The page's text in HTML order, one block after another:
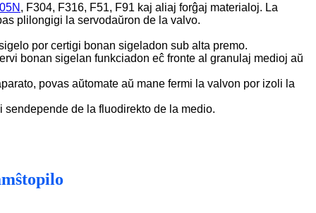
, F304, F316, F51, F91 kaj aliaj forĝaj materialoj. La
plilongigi la servodaŭron de la valvo.
por certigi bonan sigeladon sub alta premo.
bonan sigelan funkciadon eĉ fronte al granulaj medioj aŭ
povas aŭtomate aŭ mane fermi la valvon por izoli la
de la fluodirekto de la medio.